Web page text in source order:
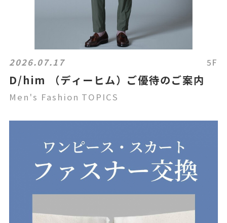
2026.07.17 5F
D/him （ディーヒム）ご優待のご案内
Men's Fashion TOPICS